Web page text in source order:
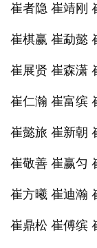
崔者隐 崔靖刚
崔棋赢 崔勐懿
崔展贤 崔森潇
崔仁瀚 崔富缤
崔懿旅 崔新朝
崔敬善 崔赢匀
崔方曦 崔迪瀚
崔鼎松 崔傅缤